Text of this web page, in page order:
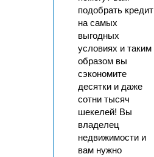
подобрать кредит
на самых
выгодных
условиях и таким
образом вы
сэкономите
десятки и даже
сотни тысяч
шекелей! Вы
владелец
недвижимости и
вам нужно